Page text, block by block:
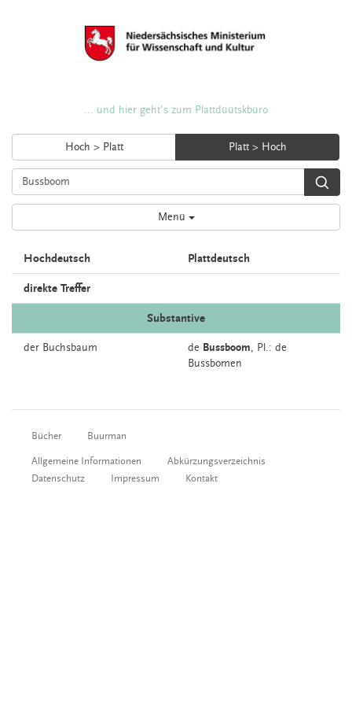
... und hier geht's zum Plattdüütskbüro
Hoch > Platt Platt > Hoch
Menü
Hochdeutsch Plattdeutsch
direkte Treffer
Substantive
der Buchsbaum de Bussboom, Pl.: de
Bussbomen
Bücher Buurman
Allgemeine Informationen
Abkürzungsverzeichnis
Datenschutz
Impressum Kontakt